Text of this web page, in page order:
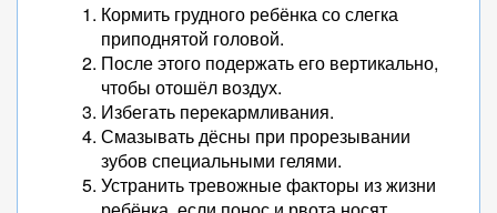
Кормить грудного ребёнка со слегка
приподнятой головой.
После этого подержать его вертикально,
чтобы отошёл воздух.
Избегать перекармливания.
Смазывать дёсны при прорезывании
зубов специальными гелями.
Устранить тревожные факторы из жизни